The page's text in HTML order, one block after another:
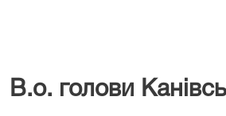
В.о. голови